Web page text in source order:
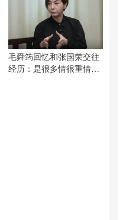
毛舜筠回忆和张国荣交往
经历：是很多情很重情的